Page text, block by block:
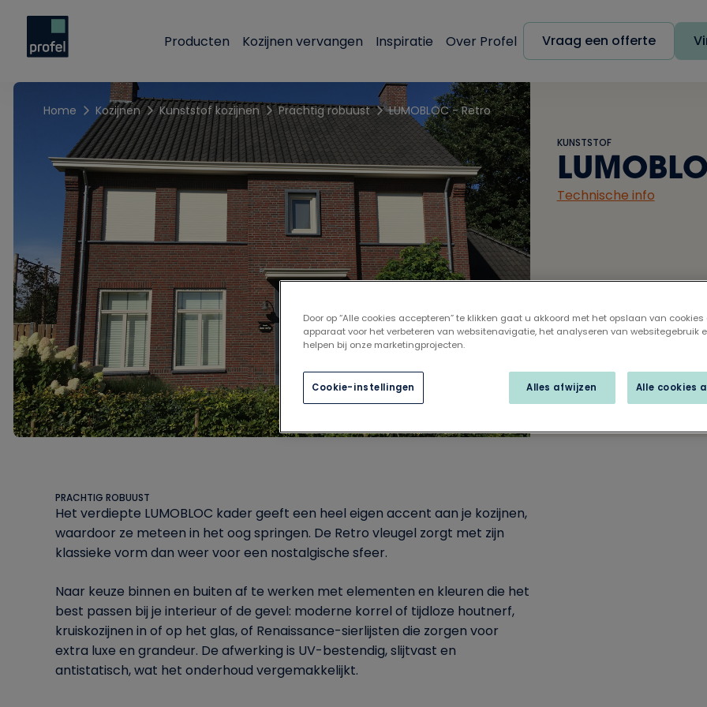
Producten Kozijnen vervangen Inspiratie Over Profel Vraag een offerte
Home Kozijnen Kunststof kozijnen Prachtig robuust LUMOBLOC - Retro
KUNSTSTOF
Technische info
PRACHTIG ROBUUST
Het verdiepte LUMOBLOC kader geeft een heel eigen accent aan je kozijnen,
waardoor ze meteen in het oog springen. De Retro vleugel zorgt met zijn
klassieke vorm dan weer voor een nostalgische sfeer.
Naar keuze binnen en buiten af te werken met elementen en kleuren die het
best passen bij je interieur of de gevel: moderne korrel of tijdloze houtnerf,
kruiskozijnen in of op het glas, of Renaissance-sierlijsten die zorgen voor
extra luxe en grandeur. De afwerking is UV-bestendig, slijtvast en
antistatisch, wat het onderhoud vergemakkelijkt.
Door op “Alle cookies accepteren” te klikken gaat u akkoord met het opslaan van cookies
apparaat voor het verbeteren van websitenavigatie, het analyseren van websitegebruik
helpen bij onze marketingprojecten.
Alles afwijzen Alle cookies
Cookie-instellingen